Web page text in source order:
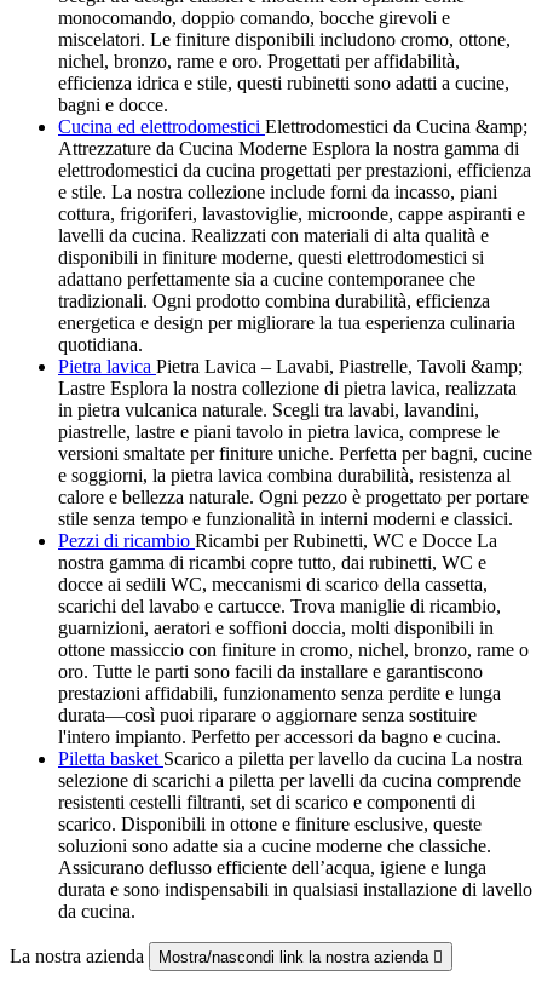
monocomando, doppio comando, bocche girevoli e
miscelatori. Le finiture disponibili includono cromo, ottone,
nichel, bronzo, rame e oro. Progettati per affidabilità,
efficienza idrica e stile, questi rubinetti sono adatti a cucine,
bagni e docce.
Cucina ed elettrodomestici Elettrodomestici da Cucina &amp;
Attrezzature da Cucina Moderne Esplora la nostra gamma di
elettrodomestici da cucina progettati per prestazioni, efficienza
e stile. La nostra collezione include forni da incasso, piani
cottura, frigoriferi, lavastoviglie, microonde, cappe aspiranti e
lavelli da cucina. Realizzati con materiali di alta qualità e
disponibili in finiture moderne, questi elettrodomestici si
adattano perfettamente sia a cucine contemporanee che
tradizionali. Ogni prodotto combina durabilità, efficienza
energetica e design per migliorare la tua esperienza culinaria
quotidiana.
Pietra lavica Pietra Lavica – Lavabi, Piastrelle, Tavoli &amp;
Lastre Esplora la nostra collezione di pietra lavica, realizzata
in pietra vulcanica naturale. Scegli tra lavabi, lavandini,
piastrelle, lastre e piani tavolo in pietra lavica, comprese le
versioni smaltate per finiture uniche. Perfetta per bagni, cucine
e soggiorni, la pietra lavica combina durabilità, resistenza al
calore e bellezza naturale. Ogni pezzo è progettato per portare
stile senza tempo e funzionalità in interni moderni e classici.
Pezzi di ricambio Ricambi per Rubinetti, WC e Docce La
nostra gamma di ricambi copre tutto, dai rubinetti, WC e
docce ai sedili WC, meccanismi di scarico della cassetta,
scarichi del lavabo e cartucce. Trova maniglie di ricambio,
guarnizioni, aeratori e soffioni doccia, molti disponibili in
ottone massiccio con finiture in cromo, nichel, bronzo, rame o
oro. Tutte le parti sono facili da installare e garantiscono
prestazioni affidabili, funzionamento senza perdite e lunga
durata—così puoi riparare o aggiornare senza sostituire
l'intero impianto. Perfetto per accessori da bagno e cucina.
Piletta basket Scarico a piletta per lavello da cucina La nostra
selezione di scarichi a piletta per lavelli da cucina comprende
resistenti cestelli filtranti, set di scarico e componenti di
scarico. Disponibili in ottone e finiture esclusive, queste
soluzioni sono adatte sia a cucine moderne che classiche.
Assicurano deflusso efficiente dell’acqua, igiene e lunga
durata e sono indispensabili in qualsiasi installazione di lavello
da cucina.
La nostra azienda Mostra/nascondi link la nostra azienda 